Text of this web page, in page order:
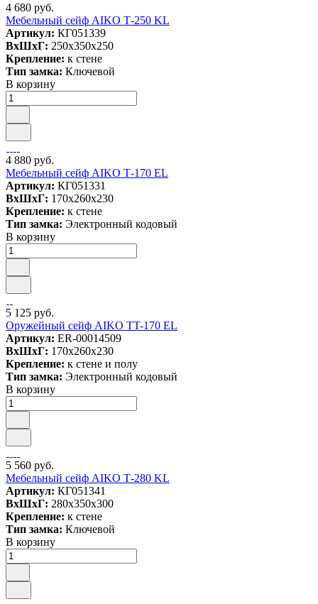
4 680 руб.
Мебельный сейф AIKO Т-250 KL
Артикул: КГ051339
ВxШxГ: 250x350x250
Крепление: к стене
Тип замка: Ключевой
В корзину
4 880 руб.
Мебельный сейф AIKO Т-170 EL
Артикул: КГ051331
ВxШxГ: 170x260x230
Крепление: к стене
Тип замка: Электронный кодовый
В корзину
5 125 руб.
Оружейный сейф AIKO TT-170 EL
Артикул: ER-00014509
ВxШxГ: 170x260x230
Крепление: к стене и полу
Тип замка: Электронный кодовый
В корзину
5 560 руб.
Мебельный сейф AIKO Т-280 KL
Артикул: КГ051341
ВxШxГ: 280x350x300
Крепление: к стене
Тип замка: Ключевой
В корзину